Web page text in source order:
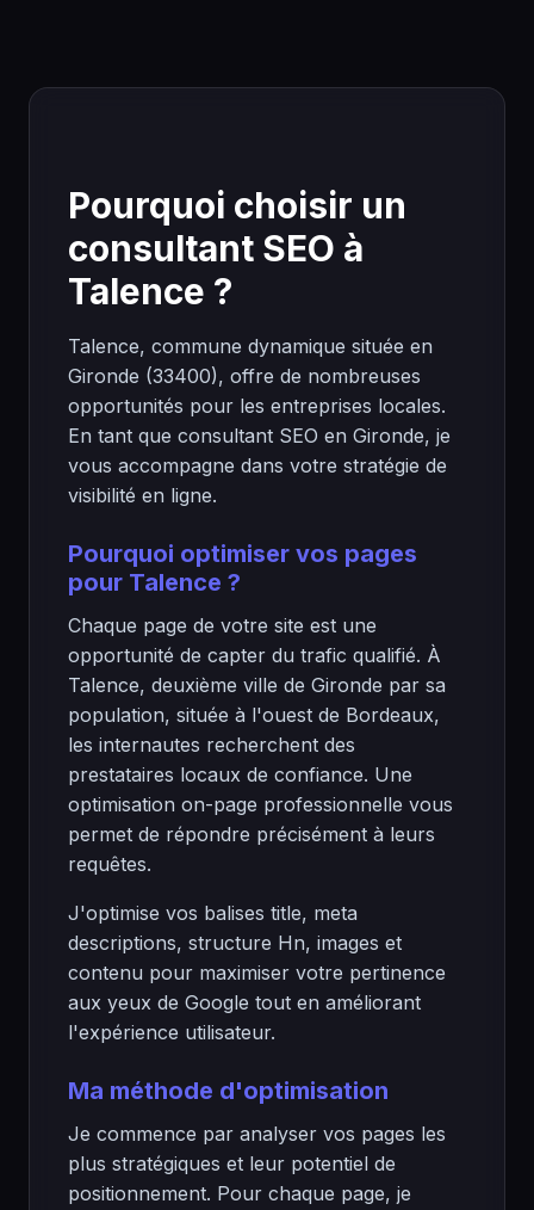
Pourquoi choisir un
consultant SEO à
Talence ?
Talence, commune dynamique située en
Gironde (33400), offre de nombreuses
opportunités pour les entreprises locales.
En tant que consultant SEO en Gironde, je
vous accompagne dans votre stratégie de
visibilité en ligne.
Pourquoi optimiser vos pages
pour Talence ?
Chaque page de votre site est une
opportunité de capter du trafic qualifié. À
Talence, deuxième ville de Gironde par sa
population, située à l'ouest de Bordeaux,
les internautes recherchent des
prestataires locaux de confiance. Une
optimisation on-page professionnelle vous
permet de répondre précisément à leurs
requêtes.
J'optimise vos balises title, meta
descriptions, structure Hn, images et
contenu pour maximiser votre pertinence
aux yeux de Google tout en améliorant
l'expérience utilisateur.
Ma méthode d'optimisation
Je commence par analyser vos pages les
plus stratégiques et leur potentiel de
positionnement. Pour chaque page, je